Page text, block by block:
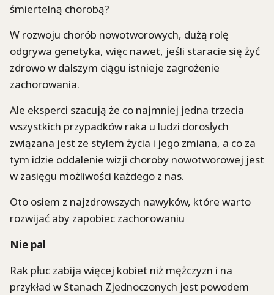
śmiertelną chorobą?
W rozwoju chorób nowotworowych, dużą rolę
odgrywa genetyka, więc nawet, jeśli staracie się żyć
zdrowo w dalszym ciągu istnieje zagrożenie
zachorowania.
Ale eksperci szacują że co najmniej jedna trzecia
wszystkich przypadków raka u ludzi dorosłych
związana jest ze stylem życia i jego zmiana, a co za
tym idzie oddalenie wizji choroby nowotworowej jest
w zasięgu możliwości każdego z nas.
Oto osiem z najzdrowszych nawyków, które warto
rozwijać aby zapobiec zachorowaniu
Nie pal
Rak płuc zabija więcej kobiet niż mężczyzn i na
przykład w Stanach Zjednoczonych jest powodem